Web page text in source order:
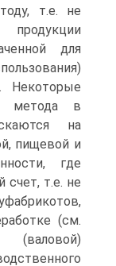
т.е. не
для
Некоторые
метода в
на
пищевой и
где
т.е. не
(см.